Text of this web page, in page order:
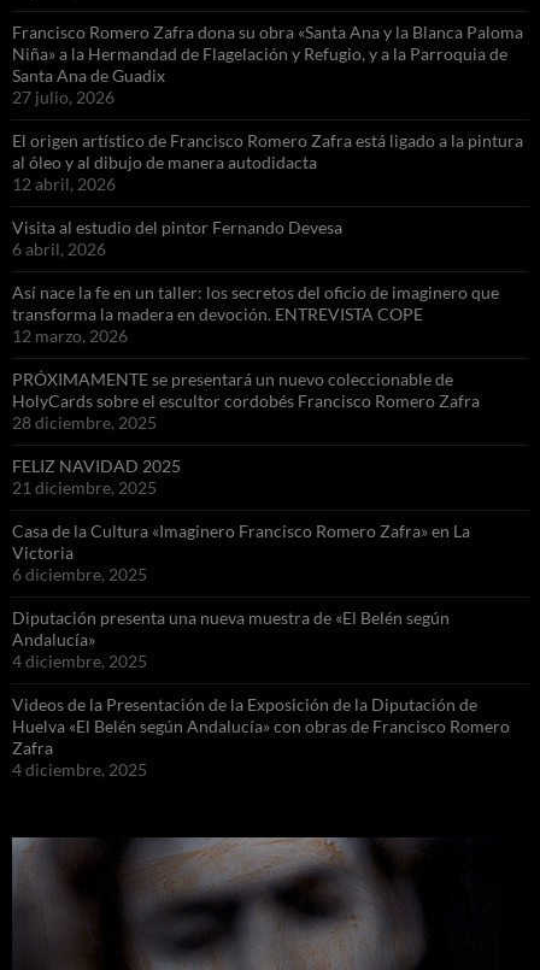
Francisco Romero Zafra dona su obra «Santa Ana y la Blanca Paloma
Niña» a la Hermandad de Flagelación y Refugio, y a la Parroquia de
Santa Ana de Guadix
27 julio, 2026
El origen artístico de Francisco Romero Zafra está ligado a la pintura
al óleo y al dibujo de manera autodidacta
12 abril, 2026
Visita al estudio del pintor Fernando Devesa
6 abril, 2026
Así nace la fe en un taller: los secretos del oficio de imaginero que
transforma la madera en devoción. ENTREVISTA COPE
12 marzo, 2026
PRÓXIMAMENTE se presentará un nuevo coleccionable de
HolyCards sobre el escultor cordobés Francisco Romero Zafra
28 diciembre, 2025
FELIZ NAVIDAD 2025
21 diciembre, 2025
Casa de la Cultura «Imaginero Francisco Romero Zafra» en La
Victoria
6 diciembre, 2025
Diputación presenta una nueva muestra de «El Belén según
Andalucía»
4 diciembre, 2025
Videos de la Presentación de la Exposición de la Diputación de
Huelva «El Belén según Andalucía» con obras de Francisco Romero
Zafra
4 diciembre, 2025